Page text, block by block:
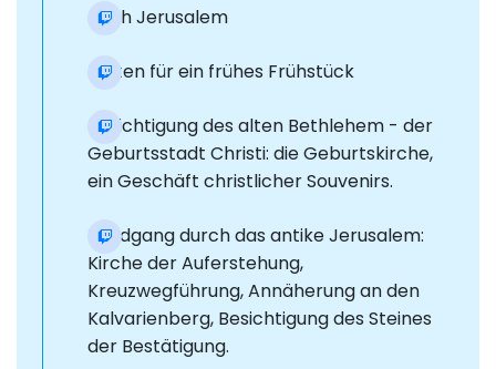
nach Jerusalem
Halten für ein frühes Frühstück
Besichtigung des alten Bethlehem - der
Geburtsstadt Christi: die Geburtskirche,
ein Geschäft christlicher Souvenirs.
Rundgang durch das antike Jerusalem:
Kirche der Auferstehung,
Kreuzwegführung, Annäherung an den
Kalvarienberg, Besichtigung des Steines
der Bestätigung.